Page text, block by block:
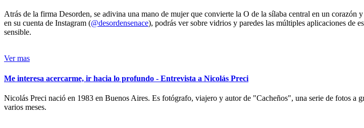
Atrás de la firma Desorden, se adivina una mano de mujer que convierte la O de la sílaba central en un
en su cuenta de Instagram (@desordensenace), podrás ver sobre vidrios y paredes las múltiples aplicaciones de
sensible.
Ver mas
Me interesa acercarme, ir hacia lo profundo - Entrevista a Nicolás Preci
Nicolás Preci nació en 1983 en Buenos Aires. Es fotógrafo, viajero y autor de "Cacheños", una serie de fotos a
varios meses.